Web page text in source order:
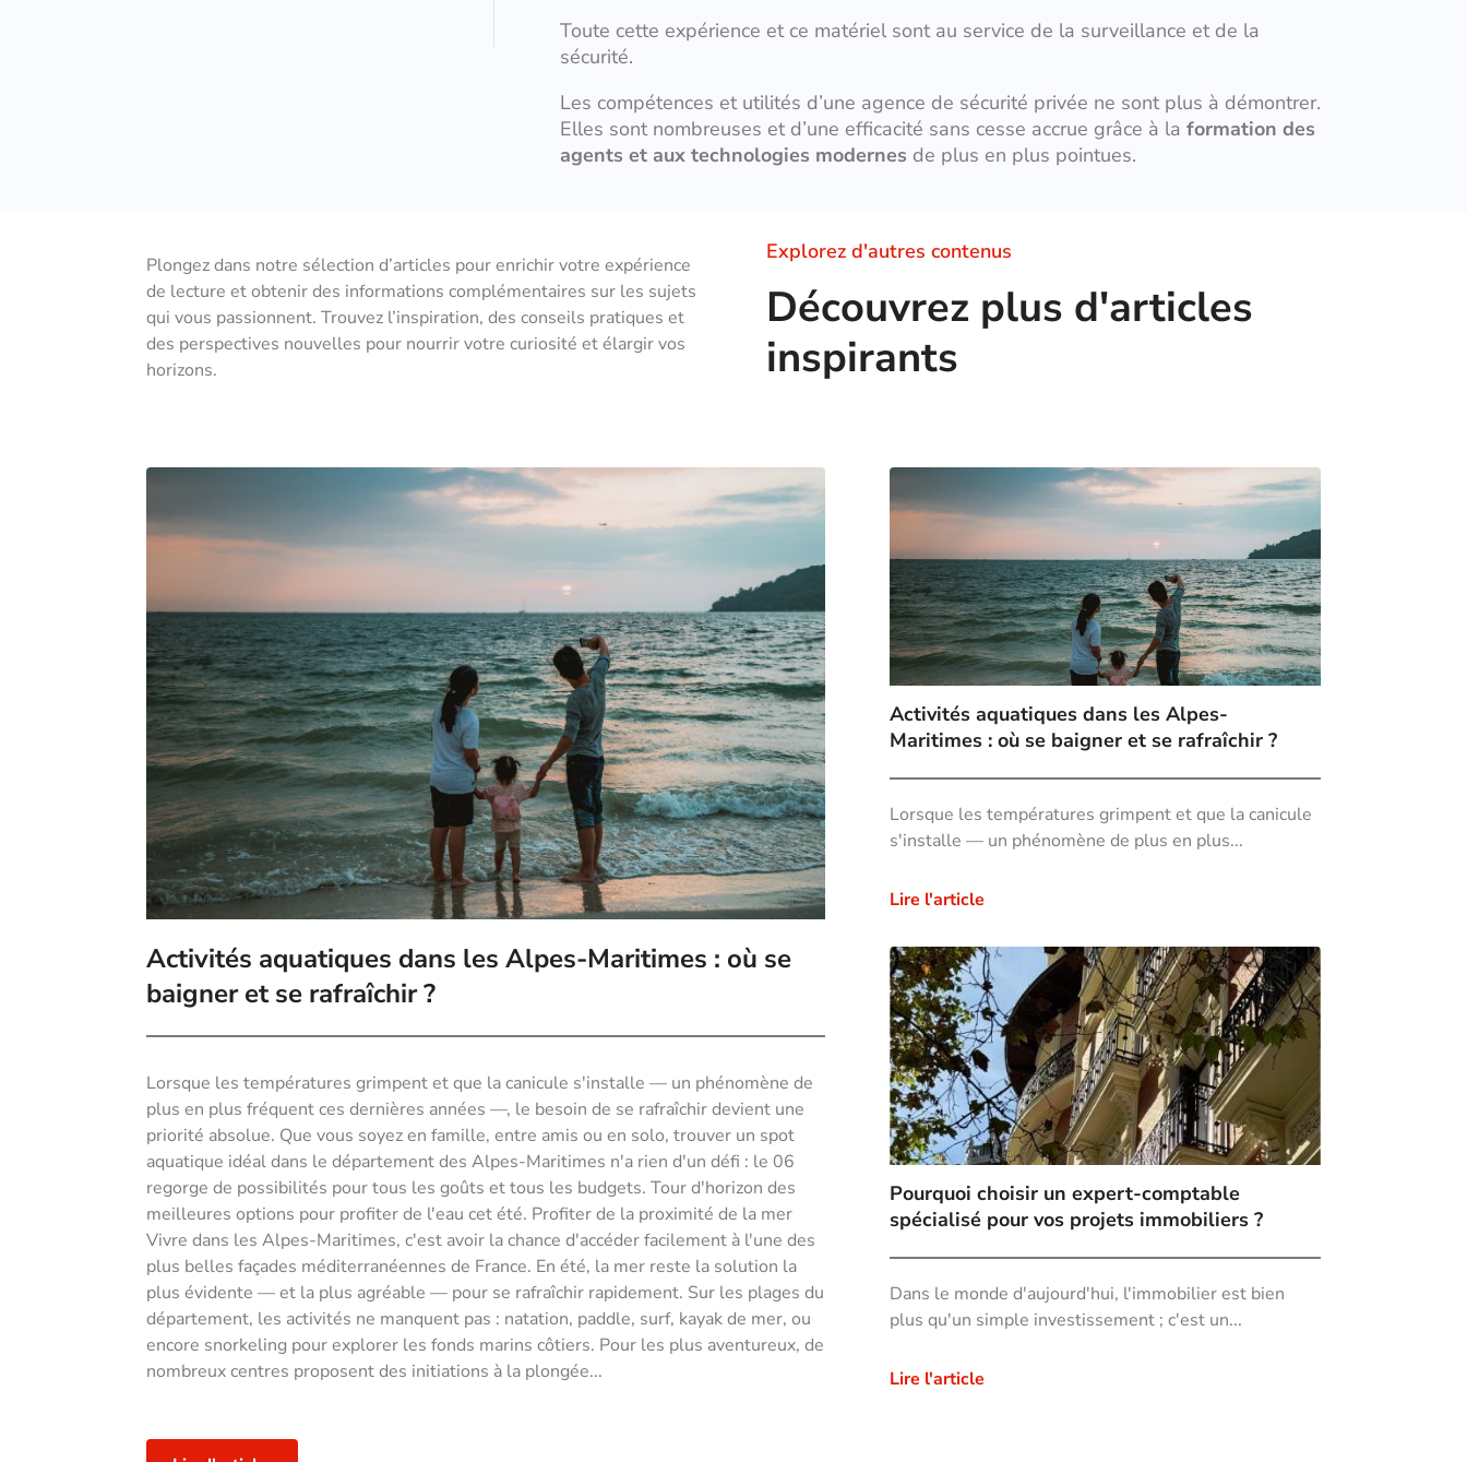
Toute cette expérience et ce matériel sont au service de la surveillance et de la
sécurité.
Les compétences et utilités d’une agence de sécurité privée ne sont plus à démontrer.
Elles sont nombreuses et d’une efficacité sans cesse accrue grâce à la formation des
agents et aux technologies modernes de plus en plus pointues.
Plongez dans notre sélection d’articles pour enrichir votre expérience
de lecture et obtenir des informations complémentaires sur les sujets
qui vous passionnent. Trouvez l’inspiration, des conseils pratiques et
des perspectives nouvelles pour nourrir votre curiosité et élargir vos
horizons.
Découvrez plus d'articles
inspirants
Explorez d'autres contenus
Activités aquatiques dans les Alpes-Maritimes : où se
baigner et se rafraîchir ?
Lorsque les températures grimpent et que la canicule s'installe — un phénomène de
plus en plus fréquent ces dernières années —, le besoin de se rafraîchir devient une
priorité absolue. Que vous soyez en famille, entre amis ou en solo, trouver un spot
aquatique idéal dans le département des Alpes-Maritimes n'a rien d'un défi : le 06
regorge de possibilités pour tous les goûts et tous les budgets. Tour d'horizon des
meilleures options pour profiter de l'eau cet été. Profiter de la proximité de la mer
Vivre dans les Alpes-Maritimes, c'est avoir la chance d'accéder facilement à l'une des
plus belles façades méditerranéennes de France. En été, la mer reste la solution la
plus évidente — et la plus agréable — pour se rafraîchir rapidement. Sur les plages du
département, les activités ne manquent pas : natation, paddle, surf, kayak de mer, ou
encore snorkeling pour explorer les fonds marins côtiers. Pour les plus aventureux, de
nombreux centres proposent des initiations à la plongée...
Activités aquatiques dans les Alpes-
Maritimes : où se baigner et se rafraîchir ?
Lorsque les températures grimpent et que la canicule
s'installe — un phénomène de plus en plus...
Lire l'article
Pourquoi choisir un expert-comptable
spécialisé pour vos projets immobiliers ?
Dans le monde d'aujourd'hui, l'immobilier est bien
plus qu'un simple investissement ; c'est un...
Lire l'article